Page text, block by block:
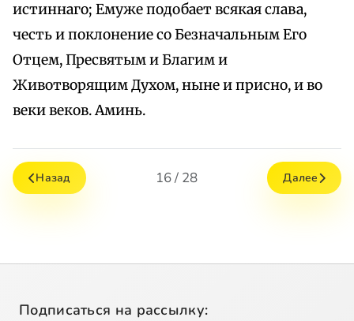
истиннаго; Емуже подобает всякая слава,
честь и поклонение со Безначальным Его
Отцем, Пресвятым и Благим и
Животворящим Духом, ныне и присно, и во
веки веков. Аминь.
Назад 16 / 28 Далее
Подписаться на рассылку: